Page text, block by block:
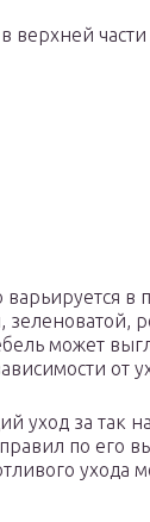
верхней
в
зеленоватой,
может
от
уход за
по его
ухода